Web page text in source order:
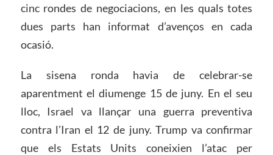
cinc rondes de negociacions, en les quals totes
dues parts han informat d’avenços en cada
ocasió.
La sisena ronda havia de celebrar-se
aparentment el diumenge 15 de juny. En el seu
lloc, Israel va llançar una guerra preventiva
contra l’Iran el 12 de juny. Trump va confirmar
que els Estats Units coneixien l’atac per